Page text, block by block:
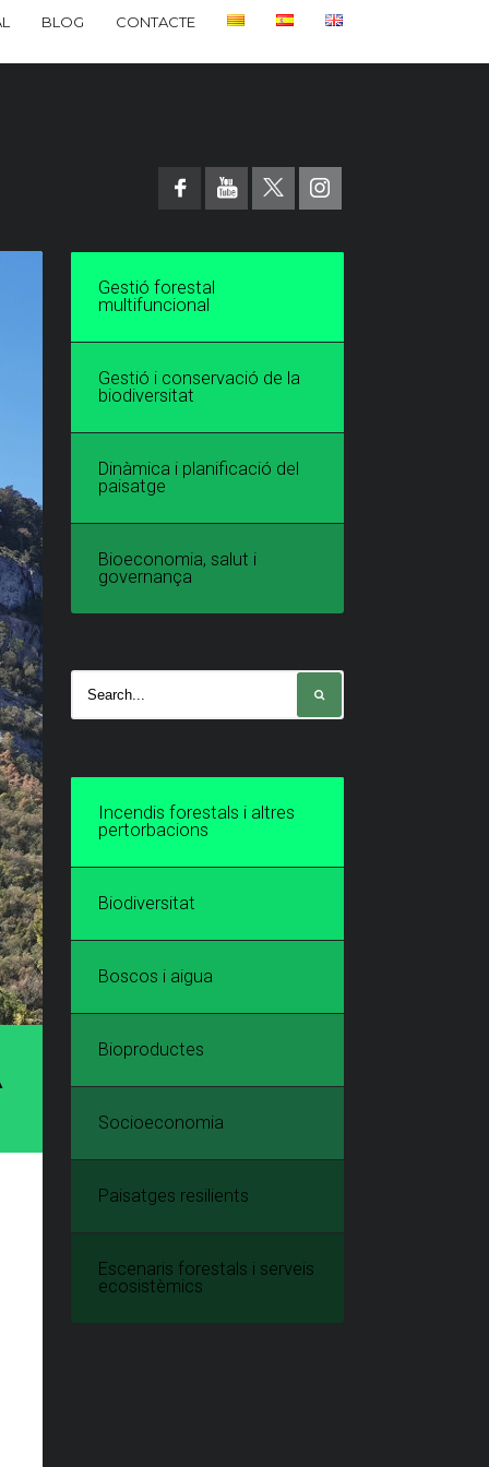
BLOG CONTACTE
Gestió forestal
multifuncional
Gestió i conservació de la
biodiversitat
Dinàmica i planificació del
paisatge
Bioeconomia, salut i
governança
Incendis forestals i altres
pertorbacions
Biodiversitat
Boscos i aigua
Bioproductes
Socioeconomia
Paisatges resilients
Escenaris forestals i serveis
ecosistèmics